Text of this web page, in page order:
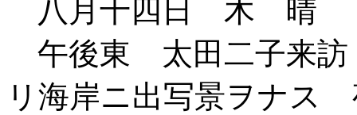
八月十四日 木 晴
午後東 太田二子来
リ海岸ニ出写景ヲナス